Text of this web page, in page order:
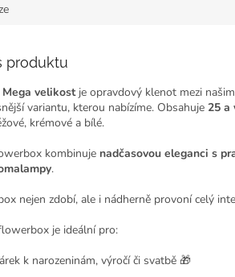
produktu
velikostje opravdový klenot mezi
variantu, kterou nabízíme. Obsahuje 25 a
krémové a bílé.
kombinuje nadčasovou eleganci s
.
nejen zdobí, ale i nádherně provoní celý
je ideální pro:
k narozeninám, výročí či svatbě 🎁